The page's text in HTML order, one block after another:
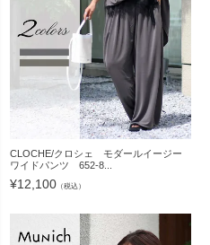
CLOCHE/クロシェ モダールイージー
ワイドパンツ 652-8...
¥12,100 （税込）